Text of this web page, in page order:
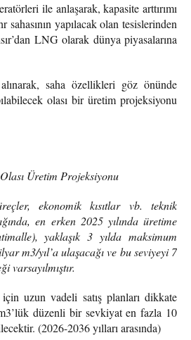
ile anlaşarak, kapasite arttırımı
sahasının yapılacak olan tesislerinden
LNG olarak dünya piyasalarına
saha özellikleri göz önünde
olası bir üretim projeksiyonu
Üretim Projeksiyonu
ekonomik kısıtlar vb. teknik
en erken 2025 yılında üretime
yaklaşık 3 yılda maksimum
m3/yıl’a ulaşacağı ve bu seviyeyi 7
varsayılmıştır.
uzun vadeli satış planları dikkate
düzenli bir sevkiyat en fazla 10
(2026-2036 yılları arasında)